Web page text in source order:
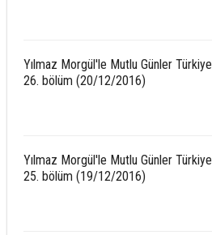
Yılmaz Morgül'le Mutlu Günler Türkiye
26. bölüm (20/12/2016)
Yılmaz Morgül'le Mutlu Günler Türkiye
25. bölüm (19/12/2016)